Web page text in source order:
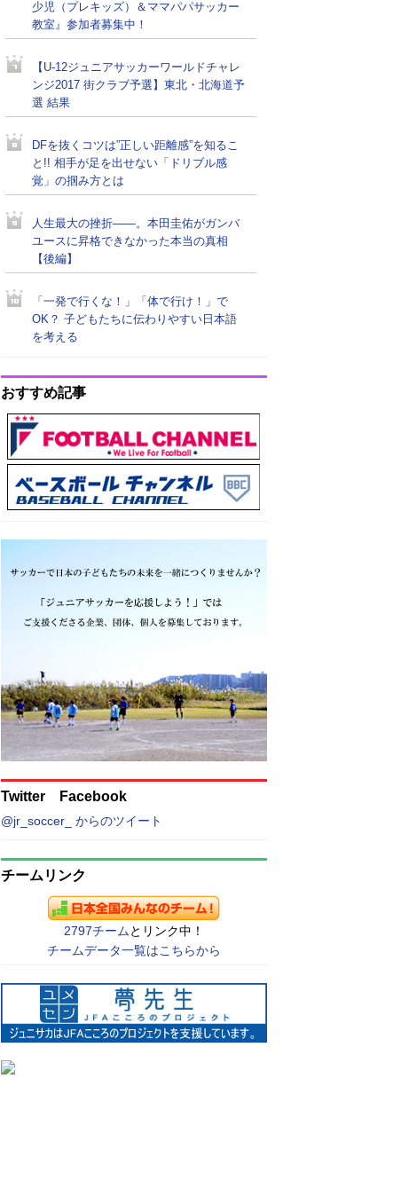
少児（プレキッズ）＆ママパパサッカー
教室』参加者募集中！
【U-12ジュニアサッカーワールドチャレ
ンジ2017 街クラブ予選】東北・北海道予
選 結果
DFを抜くコツは”正しい距離感”を知るこ
と!! 相手が足を出せない「ドリブル感
覚」の掴み方とは
人生最大の挫折――。本田圭佑がガンバ
ユースに昇格できなかった本当の真相
【後編】
「一発で行くな！」「体で行け！」で
OK？ 子どもたちに伝わりやすい日本語
を考える
おすすめ記事
Twitter Facebook
@jr_soccer_ からのツイート
チームリンク
2797チーム とリンク中！
チームデータ一覧はこちらから